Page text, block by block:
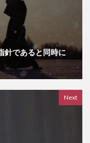
であると同時に
Next